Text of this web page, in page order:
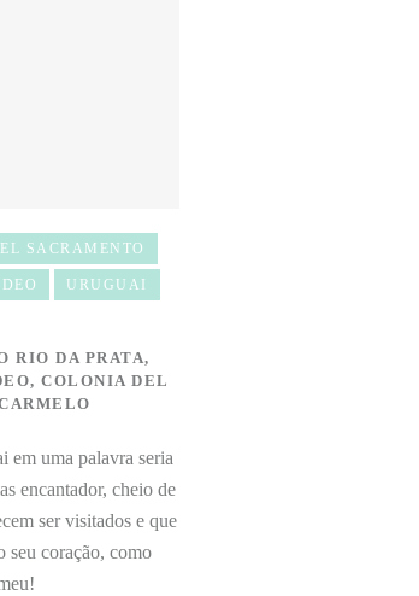
SACRAMENTO
URUGUAI
RIO DA PRATA,
COLONIA DEL
em uma palavra seria
encantador, cheio de
ser visitados e que
seu coração, como